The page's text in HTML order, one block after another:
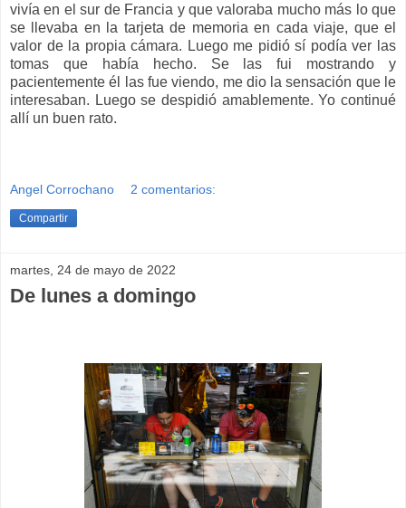
vivía en el sur de Francia y que valoraba mucho más lo que
se llevaba en la tarjeta de memoria en cada viaje, que el
valor de la propia cámara. Luego me pidió sí podía ver las
tomas que había hecho. Se las fui mostrando y
pacientemente él las fue viendo, me dio la sensación que le
interesaban. Luego se despidió amablemente. Yo continué
allí un buen rato.
Angel Corrochano 2 comentarios:
Compartir
martes, 24 de mayo de 2022
De lunes a domingo